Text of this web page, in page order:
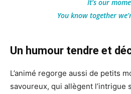
It’s our
You know together
Un humour tendre et
L’animé regorge aussi de petits
savoureux, qui allègent l’intrigue